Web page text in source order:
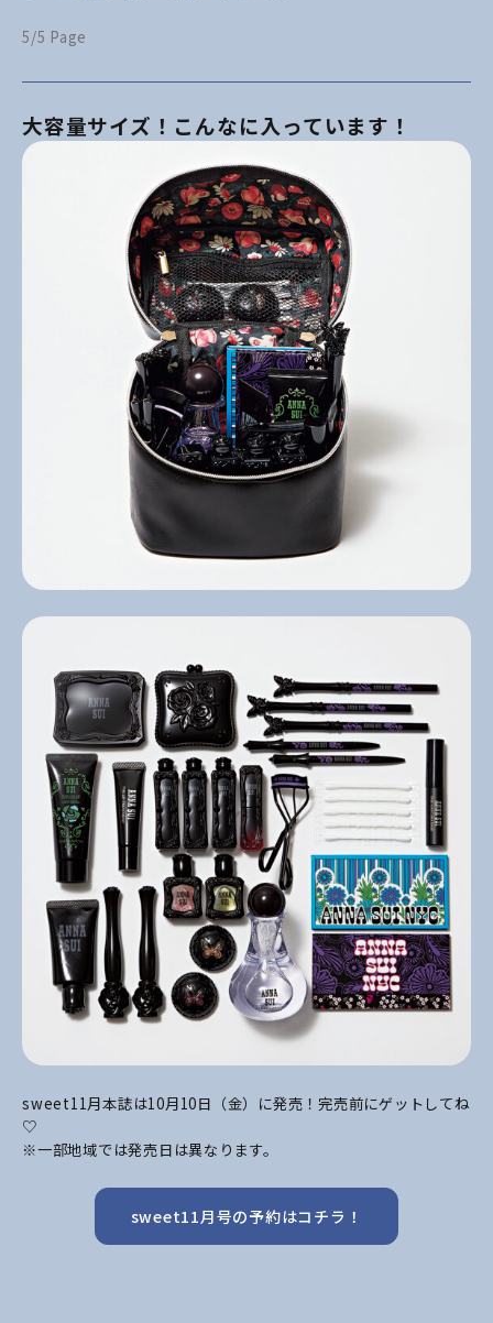
5/5 Page
大容量サイズ！こんなに入っています！
sweet11月本誌は10月10日（金）に発売！完売前にゲットしてね
♡
※一部地域では発売日は異なります。
sweet11月号の予約はコチラ！